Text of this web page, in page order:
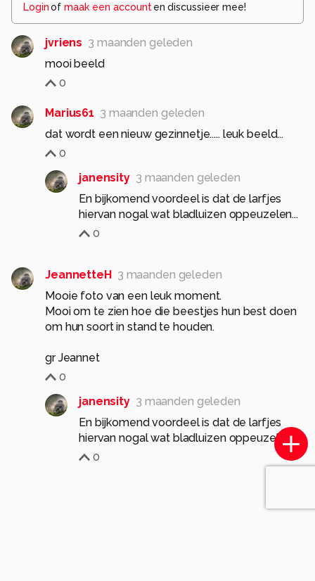
Loginof maak een account en discussieer mee!
jvriens 3 maanden geleden
mooi beeld
0
Marius61 3 maanden geleden
dat wordt een nieuw gezinnetje..... leuk beeld...
0
janensity 3 maanden geleden
En bijkomend voordeel is dat de larfjes
hiervan nogal wat bladluizen oppeuzelen...
0
JeannetteH 3 maanden geleden
Mooie foto van een leuk moment.
Mooi om te zien hoe die beestjes hun best doen
om hun soort in stand te houden.
gr Jeannet
0
janensity 3 maanden geleden
En bijkomend voordeel is dat de larfjes
hiervan nogal wat bladluizen oppeuzelen...
0